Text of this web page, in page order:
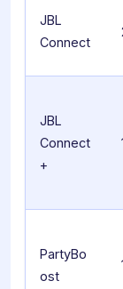
JBL
Connect
JBL
Connect
+
PartyBo
ost